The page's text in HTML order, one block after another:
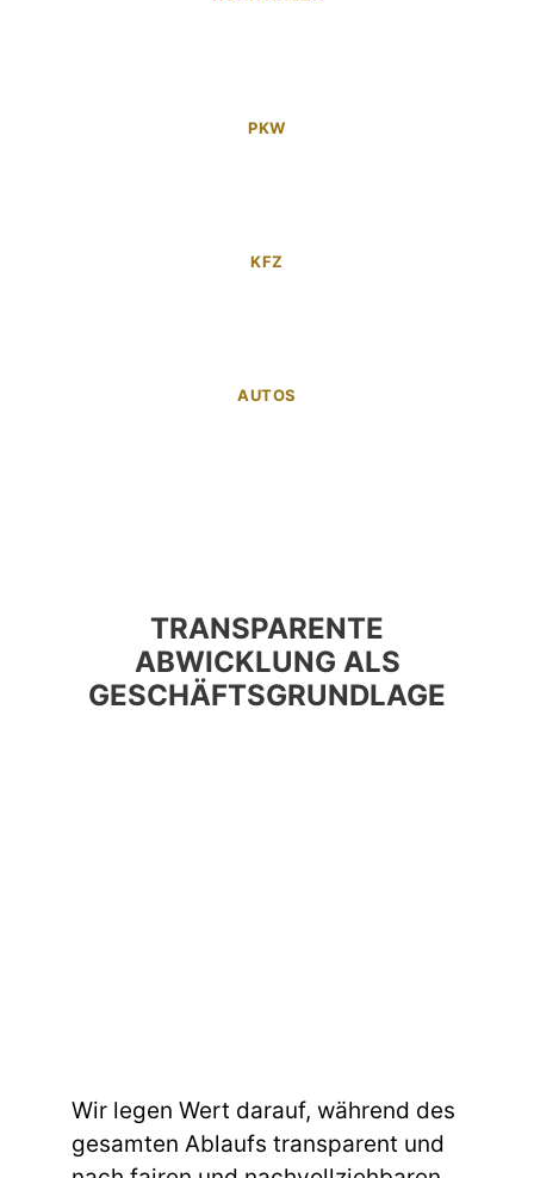
PKW
KFZ
AUTOS
TRANSPARENTE
ABWICKLUNG ALS
GESCHÄFTSGRUNDLAGE
Wir legen Wert darauf, während des
gesamten Ablaufs transparent und